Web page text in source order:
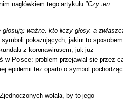
nagłówkiem tego artykułu "Czy ten
ważne, kto liczy głosy, a
pokazujących, jakim to sposobem
z koronawirusem, jak już
w Polsce: problem przejawiał się przez
epidemii też oparto o symbol
wolała, by to jego